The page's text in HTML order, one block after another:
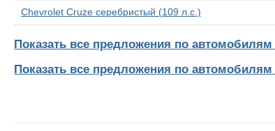
Chevrolet Cruze серебристый (109 л.с.)
Показать все предложения по
Показать все предложения по